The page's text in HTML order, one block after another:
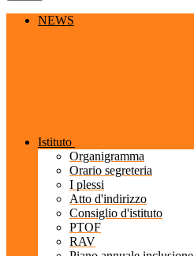
NEWS
Istituto
Organigramma
Orario segreteria
I plessi
Atto d'indirizzo
Consiglio d'istituto
PTOF
RAV